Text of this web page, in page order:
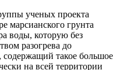
ученых проекта
марсианского грунта
воды, которую без
разогрева до
содержащий такое большое
на всей территории